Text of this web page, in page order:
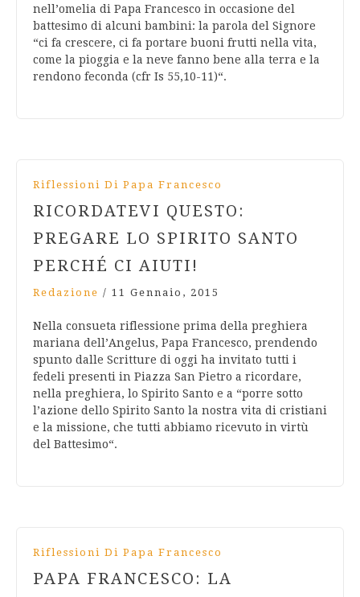
nell’omelia di Papa Francesco in occasione del
battesimo di alcuni bambini: la parola del Signore
“ci fa crescere, ci fa portare buoni frutti nella vita,
come la pioggia e la neve fanno bene alla terra e la
rendono feconda (cfr Is 55,10-11)“.
Riflessioni Di Papa Francesco
RICORDATEVI QUESTO:
PREGARE LO SPIRITO SANTO
PERCHÉ CI AIUTI!
Redazione / 11 Gennaio, 2015
Nella consueta riflessione prima della preghiera
mariana dell’Angelus, Papa Francesco, prendendo
spunto dalle Scritture di oggi ha invitato tutti i
fedeli presenti in Piazza San Pietro a ricordare,
nella preghiera, lo Spirito Santo e a “porre sotto
l’azione dello Spirito Santo la nostra vita di cristiani
e la missione, che tutti abbiamo ricevuto in virtù
del Battesimo“.
Riflessioni Di Papa Francesco
PAPA FRANCESCO: LA